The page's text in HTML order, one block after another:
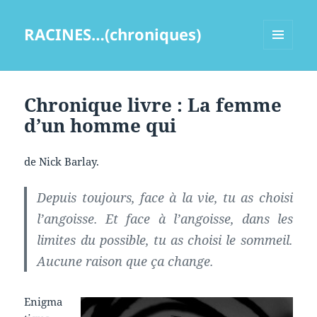
RACINES…(chroniques)
Chronique livre : La femme
d’un homme qui
de Nick Barlay.
Depuis toujours, face à la vie, tu as choisi
l’angoisse. Et face à l’angoisse, dans les
limites du possible, tu as choisi le sommeil.
Aucune raison que ça change.
Enigma